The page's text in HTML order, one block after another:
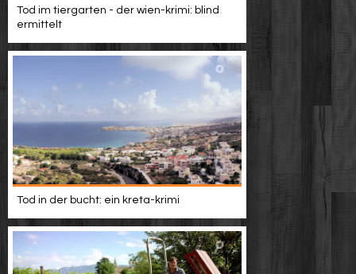
Tod im tiergarten - der wien-krimi: blind
ermittelt
Tod in der bucht: ein kreta-krimi